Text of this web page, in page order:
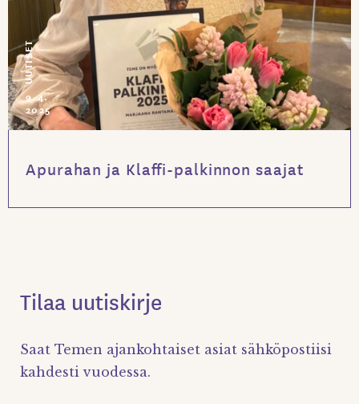
UUTISET
9.4.
2025
Apurahan ja Klaffi-palkinnon saajat
Tilaa uutiskirje
Saat Temen ajankohtaiset asiat sähköpostiisi
kahdesti vuodessa.